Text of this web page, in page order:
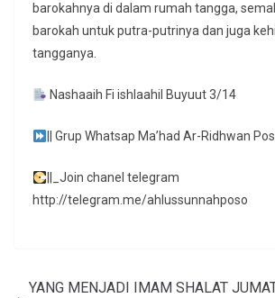
barokahnya di dalam rumah tangga,
barokah untuk putra-putrinya dan juga
tangganya.
Nashaaih Fi ishlaahil Buyuut 3/14
|| Grup Whatsap Ma’had Ar-Ridhwan
||_Join chanel telegram
http://telegram.me/ahlussunnahposo
YANG MENJADI IMAM SHALAT